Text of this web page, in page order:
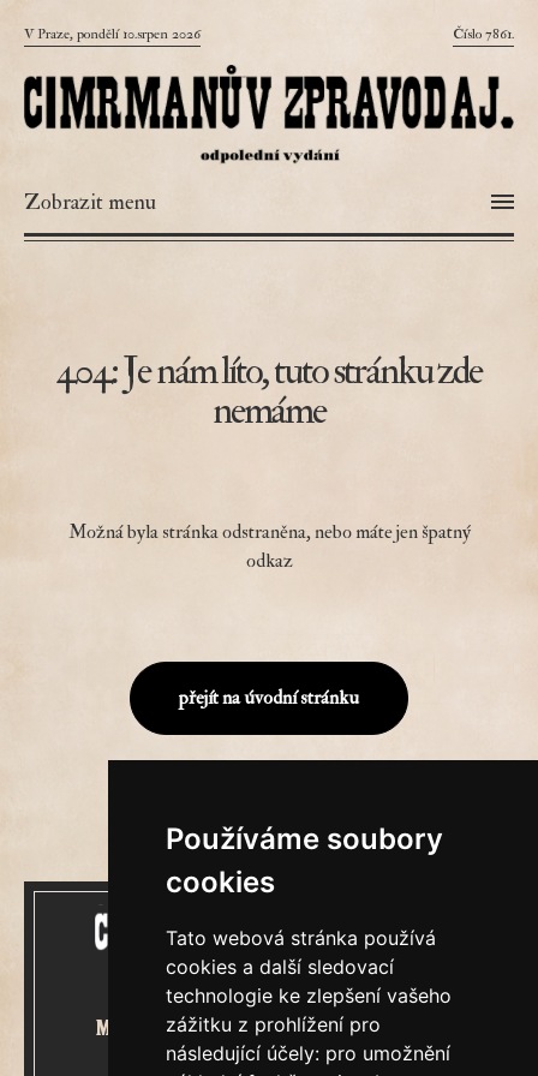
Používáme soubory
cookies
Tato webová stránka používá
cookies a další sledovací
technologie ke zlepšení vašeho
zážitku z prohlížení pro
následující účely: pro umožnění
V Praze, pondělí 10.srpen 2026 Číslo 7861.
Zobrazit menu
404: Je nám líto, tuto stránku zde
nemáme
Možná byla stránka odstraněna, nebo máte jen špatný
odkaz
přejít na úvodní stránku
Mecenášem Cimrmanova Zpravodaje
je společnost